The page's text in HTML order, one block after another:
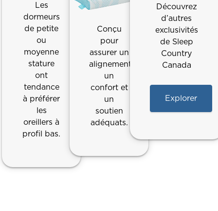
Les
dormeurs
de petite
ou
moyenne
stature
ont
tendance
à préférer
les
oreillers à
profil bas.
Conçu
pour
assurer un
alignement,
un
confort et
un
soutien
adéquats.
Découvrez
d’autres
exclusivités
de Sleep
Country
Canada
Explorer